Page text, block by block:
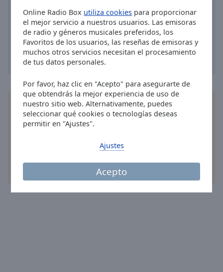
Online Radio Box utiliza cookies para proporcionar
el mejor servicio a nuestros usuarios. Las emisoras
de radio y géneros musicales preferidos, los
Favoritos de los usuarios, las reseñas de emisoras y
muchos otros servicios necesitan el procesamiento
de tus datos personales.
Por favor, haz clic en "Acepto" para asegurarte de
que obtendrás la mejor experiencia de uso de
nuestro sitio web. Alternativamente, puedes
seleccionar qué cookies o tecnologías deseas
permitir en "Ajustes".
Acepto
Ajustes
Background
Opacity
Instala laaplicacióngratis Online Radio Box para
su teléfono y escucha sus estaciones de radio en
línea favoritas dondequiera que esté!
otras opciones